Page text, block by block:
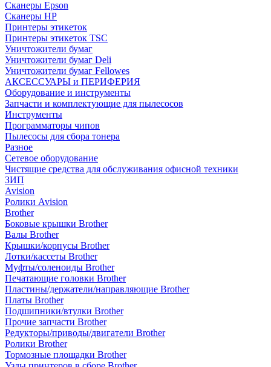
Сканеры Epson
Сканеры HP
Принтеры этикеток
Принтеры этикеток TSC
Уничтожители бумаг
Уничтожители бумаг Deli
Уничтожители бумаг Fellowes
АКСЕССУАРЫ и ПЕРИФЕРИЯ
Оборудование и инструменты
Запчасти и комплектующие для пылесосов
Инструменты
Программаторы чипов
Пылесосы для сбора тонера
Разное
Сетевое оборудование
Чистящие средства для обслуживания офисной техники
ЗИП
Avision
Ролики Avision
Brother
Боковые крышки Brother
Валы Brother
Крышки/корпусы Brother
Лотки/кассеты Brother
Муфты/соленоиды Brother
Печатающие головки Brother
Пластины/держатели/направляющие Brother
Платы Brother
Подшипники/втулки Brother
Прочие запчасти Brother
Редукторы/приводы/двигатели Brother
Ролики Brother
Тормозные площадки Brother